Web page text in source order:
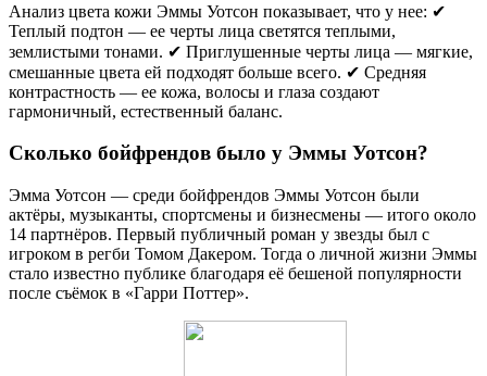
Анализ цвета кожи Эммы Уотсон показывает, что у нее: ✔
Теплый подтон — ее черты лица светятся теплыми,
землистыми тонами. ✔ Приглушенные черты лица — мягкие,
смешанные цвета ей подходят больше всего. ✔ Средняя
контрастность — ее кожа, волосы и глаза создают
гармоничный, естественный баланс.
Сколько бойфрендов было у Эммы Уотсон?
Эмма Уотсон — среди бойфрендов Эммы Уотсон были
актёры, музыканты, спортсмены и бизнесмены — итого около
14 партнёров. Первый публичный роман у звезды был с
игроком в регби Томом Дакером. Тогда о личной жизни Эммы
стало известно публике благодаря её бешеной популярности
после съёмок в «Гарри Поттер».